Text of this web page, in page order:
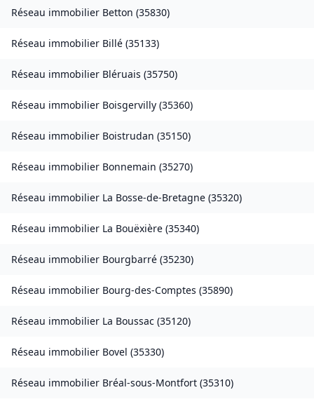
Réseau immobilier Betton (35830)
Réseau immobilier Billé (35133)
Réseau immobilier Bléruais (35750)
Réseau immobilier Boisgervilly (35360)
Réseau immobilier Boistrudan (35150)
Réseau immobilier Bonnemain (35270)
Réseau immobilier La Bosse-de-Bretagne (35320)
Réseau immobilier La Bouëxière (35340)
Réseau immobilier Bourgbarré (35230)
Réseau immobilier Bourg-des-Comptes (35890)
Réseau immobilier La Boussac (35120)
Réseau immobilier Bovel (35330)
Réseau immobilier Bréal-sous-Montfort (35310)